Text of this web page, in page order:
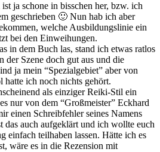
ja schone in bisschen her, bzw. ich
geschrieben 🙂 Nun hab ich aber
welche Ausbildungslinie ein
bei den Einweihungen.
in dem Buch las, stand ich etwas ratlos
der Szene doch gut aus und die
ja mein “Spezialgebiet” aber von
hatte ich noch nichts gehört.
als einziger Reiki-Stil ein
nur von dem “Großmeister” Eckhard
einen Schreibfehler seines Namens
das auch aufgeklärt und ich wollte euch
einfach teilhaben lassen. Hätte ich es
wäre es in die Rezension mit